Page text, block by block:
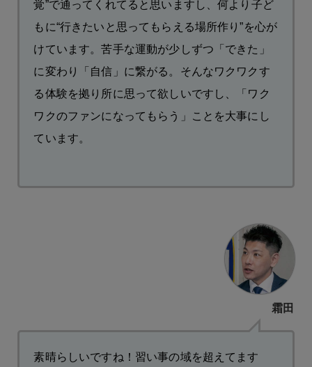
覚”で通ってくれてると思いますし、何より子ど
もに“行きたいと思ってもらえる場所作り”を心が
けています。苦手な運動が少しずつ「できた」
に変わり「自信」に繋がる。そんなワクワクす
る体験を拠り所に思って欲しいですし、「ワク
ワクのファンになってもらう」ことを大事にし
ています。
霜田
素晴らしいですね！習い事の域を超えてます